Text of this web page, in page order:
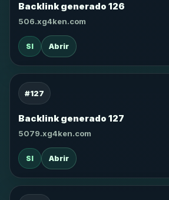
Backlink generado 126
506.xg4ken.com
SI Abrir
#127
Backlink generado 127
5079.xg4ken.com
SI Abrir